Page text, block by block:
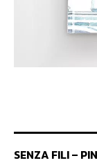
SENZA FILI –